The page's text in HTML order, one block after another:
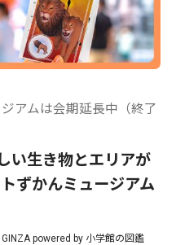
アムは会期延長中（終了
い生き物とエリアが
ずかんミュージアム
powered by 小学館の図鑑